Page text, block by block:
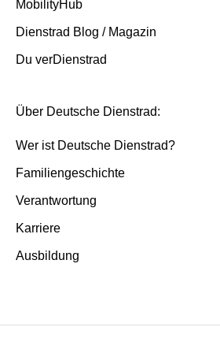
MobilityHub
Dienstrad Blog / Magazin
Du verDienstrad
Über Deutsche Dienstrad:
Wer ist Deutsche Dienstrad?
Familiengeschichte
Verantwortung
Karriere
Ausbildung